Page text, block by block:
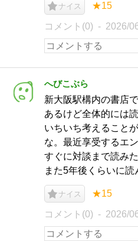
ナイス ★15
コメント(0) 2026/
へびこぶら
新大阪駅構内の書店
あるけど全体的には
いちいち考えること
な。最近享受するエ
すぐに対談まで読み
また5年後くらいに読
ナイス ★15
コメント(0) 2026/